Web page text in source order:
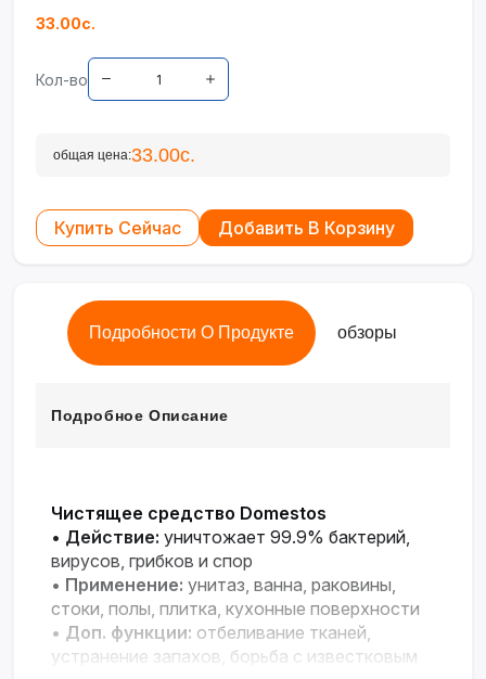
33.00с.
Кол-во
общая цена:33.00с.
Купить Сейчас Добавить В Корзину
Подробности О Продукте обзоры
Подробное Описание
Чистящее средство Domestos
• Действие: уничтожает 99.9% бактерий,
вирусов, грибков и спор
• Применение: унитаз, ванна, раковины,
стоки, полы, плитка, кухонные поверхности
• Доп. функции: отбеливание тканей,
устранение запахов, борьба с известковым